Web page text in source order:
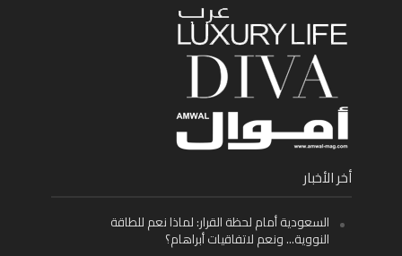
أخر الأخبار
السعودية أمام لحظة القرار: لماذا نعم للطاقة
النووية… ونعم لاتفاقيات أبراهام؟